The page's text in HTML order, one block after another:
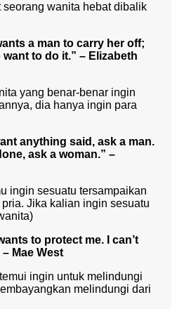
seorang wanita hebat dibalik
a man to carry her off;
to do it.” – Elizabeth
yang benar-benar ingin
dia hanya ingin para
anything said, ask a man.
ask a woman.” –
ingin sesuatu tersampaikan
Jika kalian ingin sesuatu
to protect me. I can’t
Mae West
ingin untuk melindungi
melindungi dari